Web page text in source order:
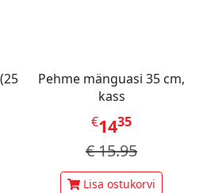
Pehme mänguasi 35 cm,
kass
€1435
€15.95
Lisa ostukorvi